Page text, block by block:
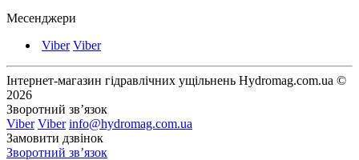
Месенджери
Viber Viber
Інтернет-магазин гідравлічних ущільнень Hydromag.com.ua ©
2026
Зворотний зв’язок
Viber Viber info@hydromag.com.ua
Замовити дзвінок
Зворотний зв’язок